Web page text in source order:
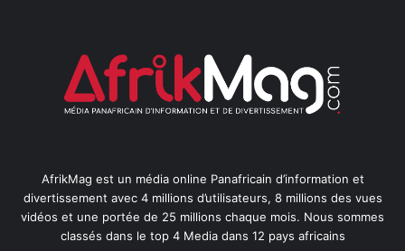
AfrikMag est un média online Panafricain d’information et
divertissement avec 4 millions d’utilisateurs, 8 millions des vues
vidéos et une portée de 25 millions chaque mois. Nous sommes
classés dans le top 4 Media dans 12 pays africains